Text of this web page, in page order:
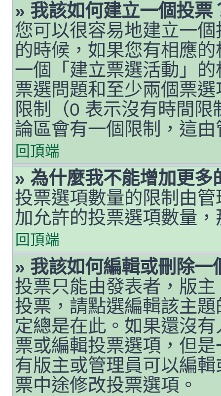
» 我該如何建立一個投票
您可以很容易地建立一
的時候，如果您有相應
一個「建立票選活動」
票選問題和至少兩個票
限制（0 表示沒有時間
論區會有一個限制，這
回頂端
» 為什麼我不能增加更多
投票選項數量的限制由
加允許的投票選項數量
回頂端
» 我該如何編輯或刪除一
投票只能由發表者，版
投票，請點選編輯該主
定總是在此。如果還沒
票或編輯投票選項，但
有版主或管理員可以編
票中途修改投票選項。